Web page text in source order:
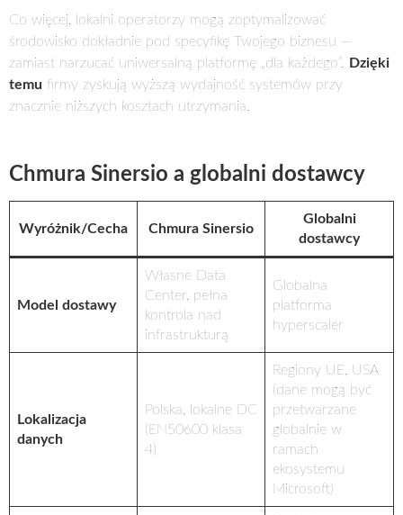
Co więcej, lokalni operatorzy mogą zoptymalizować
środowisko dokładnie pod specyfikę Twojego biznesu —
zamiast narzucać uniwersalną platformę „dla każdego”.
Dzięki
temu firmy zyskują wyższą wydajność systemów przy
znacznie niższych kosztach utrzymania.
Chmura Sinersio a globalni dostawcy
Wyróżnik/Cecha Chmura Sinersio
Globalni
dostawcy
Model dostawy
Własne Data
Center, pełna
kontrola nad
infrastrukturą
Globalna
platforma
hyperscaler
Lokalizacja
danych
Polska, lokalne DC
(EN50600 klasa
4)
Regiony UE, USA
(dane mogą być
przetwarzane
globalnie w
ramach
ekosystemu
Microsoft)